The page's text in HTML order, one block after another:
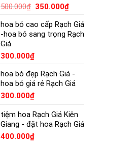
500.000₫ 350.000₫
hoa bó cao cấp Rạch Giá
-hoa bó sang trọng Rạch
Giá
300.000₫
hoa bó đẹp Rạch Giá -
hoa bó giá rẻ Rạch Giá
300.000₫
tiệm hoa Rạch Giá Kiên
Giang - đặt hoa Rạch Giá
400.000₫